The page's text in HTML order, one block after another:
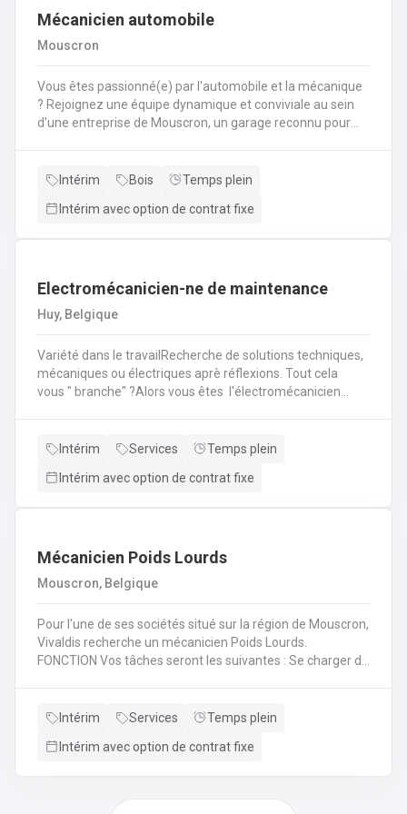
Mécanicien automobile
Mouscron
Vous êtes passionné(e) par l'automobile et la mécanique
? Rejoignez une équipe dynamique et conviviale au sein
d'une entreprise de Mouscron, un garage reconnu pour
des véhicules (vidanges, freins, amortisseurs,
interventions mécaniques nécessaires.Assurer le
leur véhicule et les réparations à prévoir.
Intérim Bois
Temps plein
Intérim avec option de contrat fixe
Electromécanicien-ne de maintenance
Huy, Belgique
Variété dans le travailRecherche de solutions techniques,
mécaniques ou électriques aprè réflexions. Tout cela
vous " branche" ?Alors vous êtes l'électromécanicien
charge de différentes missions en intervention directe
Intérim Services
Temps plein
Intérim avec option de contrat fixe
Mécanicien Poids Lourds
Mouscron, Belgique
Pour l'une de ses sociétés situé sur la région de Mouscron,
Vivaldis recherche un mécanicien Poids Lourds.
FONCTION Vos tâches seront les suivantes : Se charger du
Cela consiste à : - Inspecter le moteur d’un véhicule et ses
avec précision les problèmes - Inspecter l’ordinateur de
Intérim Services
Temps plein
Intérim avec option de contrat fixe